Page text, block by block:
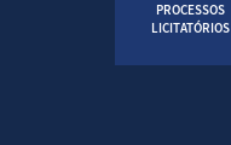
PROCESSOS
LICITATÓRIOS